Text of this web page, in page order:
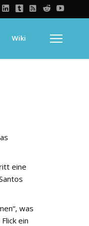
Wiki
eine
was
ein